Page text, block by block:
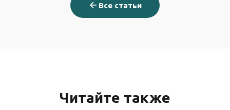
Все статьи
Читайте также